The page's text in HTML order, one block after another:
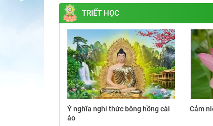
TRIẾT HỌC
Ý nghĩa nghi thức bông hồng cài
áo
Cảm